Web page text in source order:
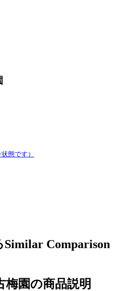
態です）
Similar Comparison
梅園の商品説明